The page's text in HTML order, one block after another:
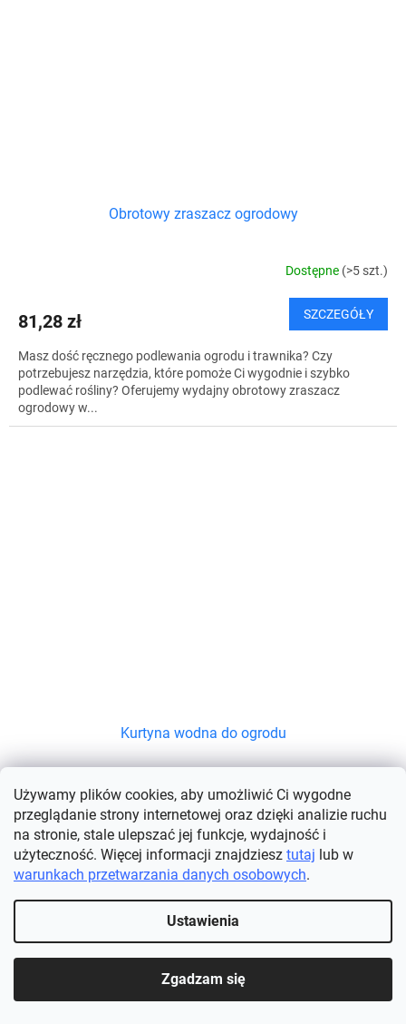
Używamy plików cookies, aby umożliwić Ci wygodne
przeglądanie strony internetowej oraz dzięki analizie ruchu
na stronie, stale ulepszać jej funkcje, wydajność i
użyteczność. Więcej informacji znajdziesz tutaj lub w
warunkach przetwarzania danych osobowych.
Ustawienia
Zgadzam się
Obrotowy zraszacz ogrodowy
Dostępne (>5 szt.)
81,28 zł SZCZEGÓŁY
Masz dość ręcznego podlewania ogrodu i trawnika? Czy
potrzebujesz narzędzia, które pomoże Ci wygodnie i szybko
podlewać rośliny? Oferujemy wydajny obrotowy zraszacz
ogrodowy w...
Kurtyna wodna do ogrodu
Dostępne(>5 szt)
127,27 zł SZCZEGÓŁY
Unikalna kurtyna wodna do ogrodu do chłodzenia powietrza jest
K
o
Nasze zraszacze są idealne do większych obszarów i można je